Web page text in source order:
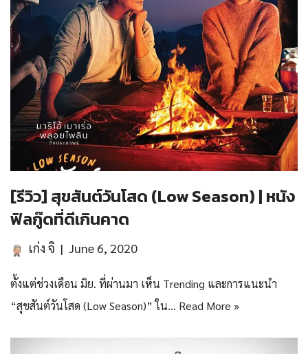
[รีวิว] สุขสันต์วันโสด (Low Season) | หนัง
ฟิลกู๊ดที่ดีเกินคาด
เก่ง จิ June 6, 2020
ตั้งแต่ช่วงเดือน มิย. ที่ผ่านมา เห็น Trending และการแนะนำ
“สุขสันต์วันโสด (Low Season)” ใน… Read More »